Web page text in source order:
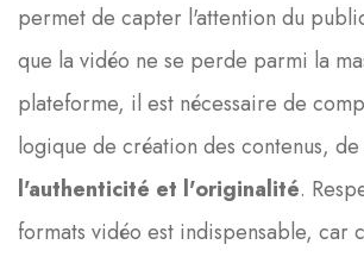
permet de capter l'attention du
que la vidéo ne se perde parmi la
plateforme, il est nécessaire de
logique de création des contenus, de
l'authenticité et l'originalité.
formats vidéo est indispensable, car